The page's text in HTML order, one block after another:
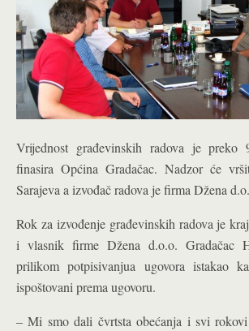
Vrijednost građevinskih radova je
finasira Općina Gradačac. Nadzor će
Sarajeva a izvođač radova je firma Džena
Rok za izvođenje građevinskih radova je
i vlasnik firme Džena d.o.o. Gradačac
prilikom potpisivanjua ugovora istakao
ispoštovani prema ugovoru.
– Mi smo dali čvrtsta obećanja i svi